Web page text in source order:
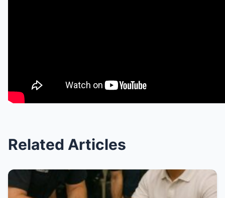
Related Articles